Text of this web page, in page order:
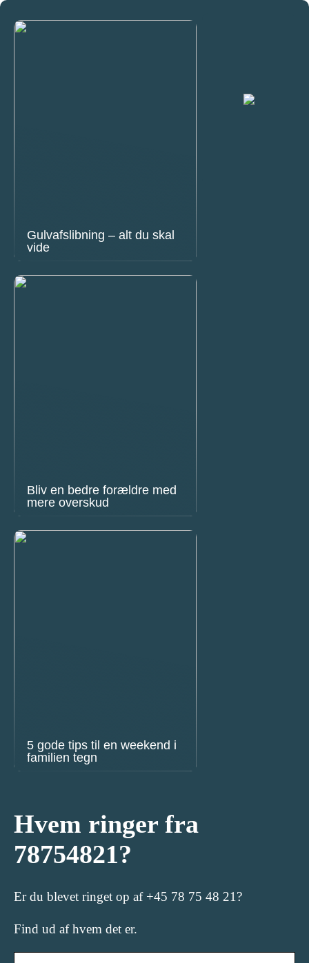
Gulvafslibning – alt du skal
vide
Bliv en bedre forældre med
mere overskud
5 gode tips til en weekend i
familien tegn
Hvem ringer fra
78754821?
Er du blevet ringet op af +45 78 75 48 21?
Find ud af hvem det er.